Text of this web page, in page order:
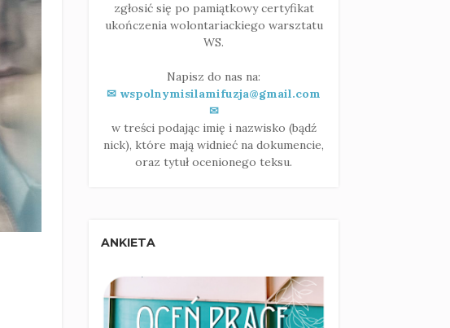
zgłosić się po pamiątkowy certyfikat
ukończenia wolontariackiego warsztatu
WS.
Napisz do nas na:
✉ wspolnymisilamifuzja@gmail.com
✉
w treści podając imię i nazwisko (bądź
nick), które mają widnieć na dokumencie,
oraz tytuł ocenionego teksu.
ANKIETA